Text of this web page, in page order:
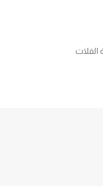
الفلات